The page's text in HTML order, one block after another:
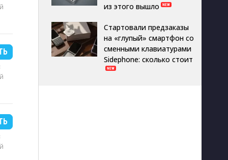
из этого вышло
Стартовали предзаказы
на «глупый» смартфон со
сменными клавиатурами
Sidephone: сколько стоит